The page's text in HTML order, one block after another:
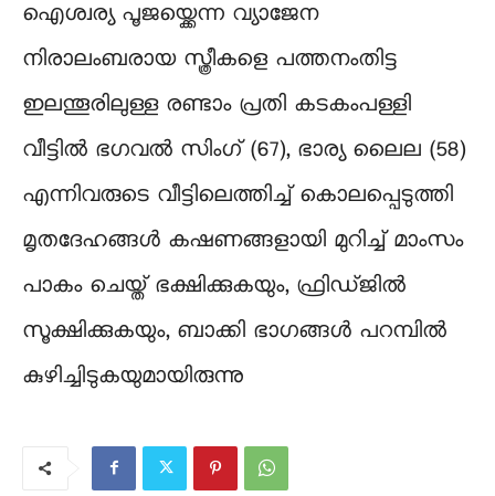
ഐശ്വര്യ പൂജയ്ക്കെന്ന വ്യാജേന
നിരാലംബരായ സ്ത്രീകളെ പത്തനംതിട്ട
ഇലന്തൂരിലുള്ള രണ്ടാം പ്രതി കടകംപള്ളി
വീട്ടിൽ ഭഗവൽ സിംഗ് (67), ഭാര്യ ലൈല (58)
എന്നിവരുടെ വീട്ടിലെത്തിച്ച് കൊലപ്പെടുത്തി
മൃതദേഹങ്ങൾ കഷണങ്ങളായി മുറിച്ച് മാംസം
പാകം ചെയ്ത് ഭക്ഷിക്കുകയും, ഫ്രിഡ്ജിൽ
സൂക്ഷിക്കുകയും, ബാക്കി ഭാഗങ്ങൾ പറമ്പിൽ
കുഴിച്ചിടുകയുമായിരുന്നു